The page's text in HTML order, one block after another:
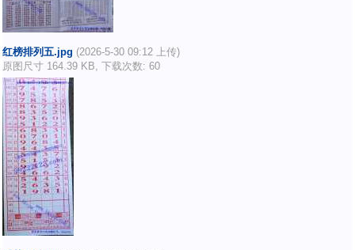
红榜排列五.jpg (2026-5-30 09:12 上传)
原图尺寸 164.39 KB, 下载次数: 60